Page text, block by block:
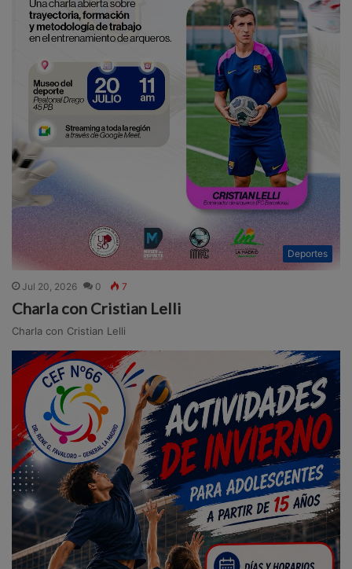
Deportes
Jul 20, 2026 0 7
Charla con Cristian Lelli
Charla con Cristian Lelli